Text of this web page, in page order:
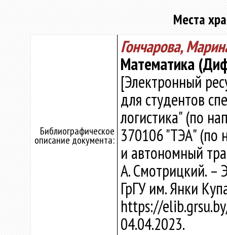
Места
Библиографическое
описание документа:
Гончарова,
Математика
[Электронный
для студентов
логистика" (по
370106 "ТЭА" (по
и автономный
А. Смотрицкий. –
ГрГУ им. Янки
https://
04.04.2023.